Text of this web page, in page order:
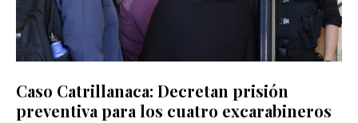
Caso Catrillanaca: Decretan prisión
preventiva para los cuatro excarabineros